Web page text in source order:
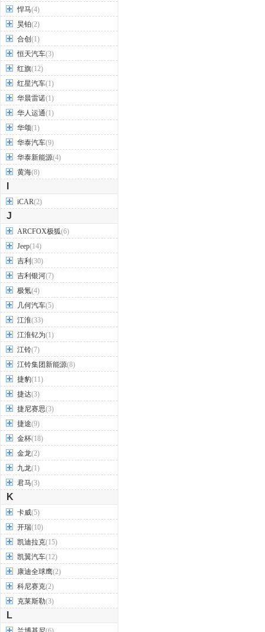
悍马(4)
昊铂(2)
合创 (1)
恒天汽车(3)
红旗(12)
红星汽车(1)
华晨雷诺(1)
华人运通(1)
华颂(1)
华泰汽车(9)
华泰新能源(4)
黄海(8)
iCAR(2)
J
ARCFOX极狐(6)
Jeep(14)
吉利 (30)
吉利银河(7)
极氪(4)
几何汽车(5)
江淮(33)
江淮钇为(1)
江铃(7)
江铃集团新能源(8)
捷豹(11)
捷达(3)
捷尼赛思(3)
捷途(9)
金杯(18)
金龙(2)
九龙(1)
君马(3)
K
卡威(5)
开瑞(10)
凯迪拉克(15)
凯翼汽车(12)
康迪全球鹰(2)
科尼赛克(2)
克莱斯勒(3)
L